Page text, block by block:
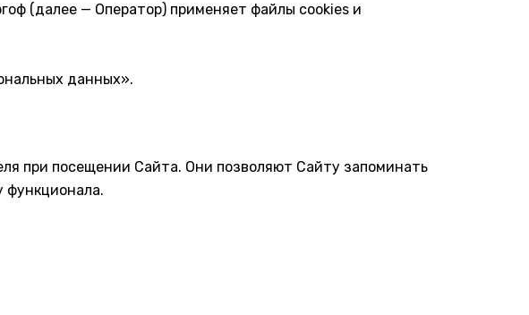
(далее — Оператор) применяет файлы cookies и
данных».
при посещении Сайта. Они позволяют Сайту запоминать
функционала.